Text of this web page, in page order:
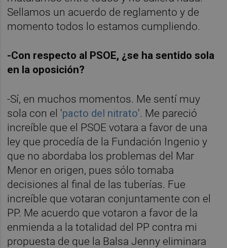
Sellamos un acuerdo de reglamento y de
momento todos lo estamos cumpliendo.
-Con respecto al PSOE, ¿se ha sentido sola
en la oposición?
-Sí, en muchos momentos. Me sentí muy
sola con el 'pacto del nitrato'. Me pareció
increíble que el PSOE votara a favor de una
ley que procedía de la Fundación Ingenio y
que no abordaba los problemas del Mar
Menor en origen, pues sólo tomaba
decisiones al final de las tuberías. Fue
increíble que votaran conjuntamente con el
PP. Me acuerdo que votaron a favor de la
enmienda a la totalidad del PP contra mi
propuesta de que la Balsa Jenny eliminara